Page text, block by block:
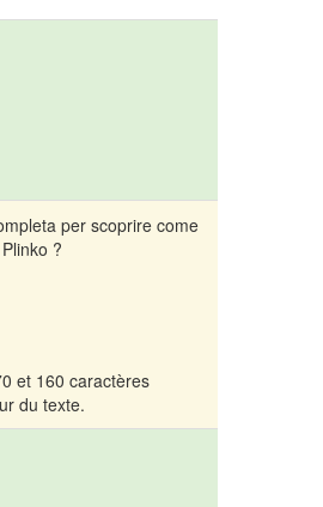
per scoprire come
?
et 160 caractères
du texte.